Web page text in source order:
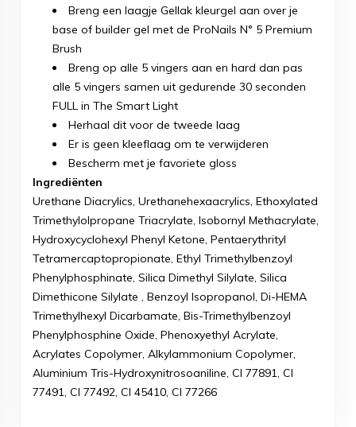
Breng een laagje Gellak kleurgel aan over je
base of builder gel met de ProNails N° 5 Premium
Brush
Breng op alle 5 vingers aan en hard dan pas
alle 5 vingers samen uit gedurende 30 seconden
FULL in The Smart Light
Herhaal dit voor de tweede laag
Er is geen kleeflaag om te verwijderen
Bescherm met je favoriete gloss
Ingrediënten
Urethane Diacrylics, Urethanehexaacrylics, Ethoxylated
Trimethylolpropane Triacrylate, Isobornyl Methacrylate,
Hydroxycyclohexyl Phenyl Ketone, Pentaerythrityl
Tetramercaptopropionate, Ethyl Trimethylbenzoyl
Phenylphosphinate, Silica Dimethyl Silylate, Silica
Dimethicone Silylate , Benzoyl Isopropanol, Di-HEMA
Trimethylhexyl Dicarbamate, Bis-Trimethylbenzoyl
Phenylphosphine Oxide, Phenoxyethyl Acrylate,
Acrylates Copolymer, Alkylammonium Copolymer,
Aluminium Tris-Hydroxynitrosoaniline, CI 77891, CI
77491, CI 77492, CI 45410, CI 77266